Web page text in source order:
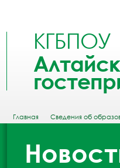
КГБПОУ
Главная Сведения об